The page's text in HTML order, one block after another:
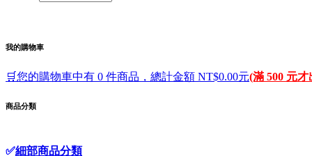
我的購物車
🛒您的購物車中有 0 件商品，總計金額 NT$0.00元(滿 500 元才
商品分類
✅細部商品分類